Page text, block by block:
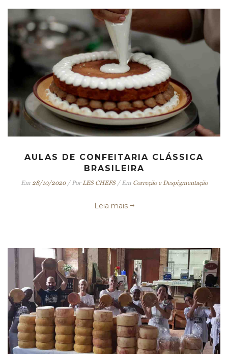
AULAS DE CONFEITARIA CLÁSSICA
BRASILEIRA
Em 28/10/2020/ Por LES CHEFS/ Em Correção e Despigmentação
Leia mais